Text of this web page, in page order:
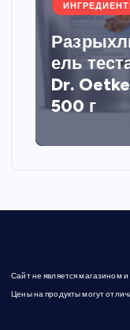
ель
Dr.
500 г
Сайт не является магазином
Цены на продукты могут